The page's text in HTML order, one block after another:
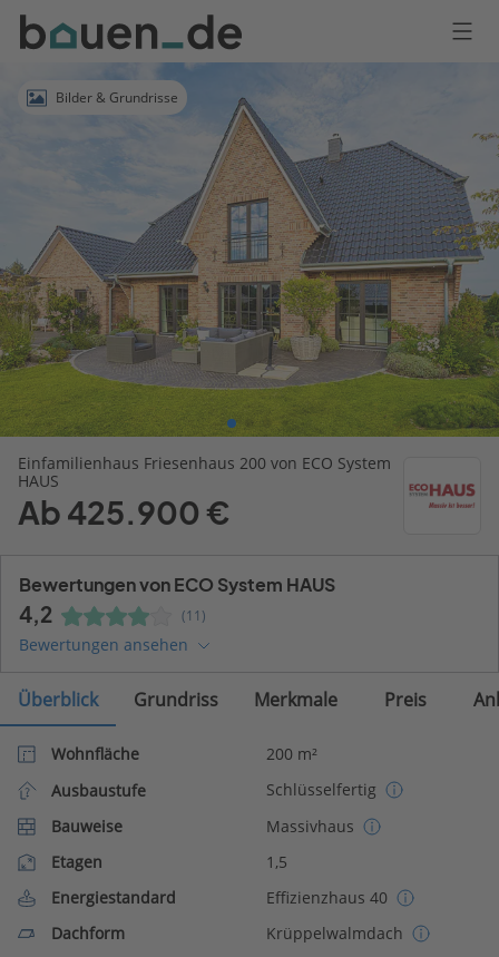
Bauen
Logo
Anmelden
Bilder & Grundrisse
Einfamilienhaus Friesenhaus 200 von ECO System
HAUS
Ab 425.900 €
Bewertungen von ECO System HAUS
4,2 (11)
Bewertungen ansehen
Überblick Grundriss Merkmale Preis
Wohnfläche
200 m²
Ausbaustufe
Schlüsselfertig
Bauweise
Massivhaus
Etagen
1,5
Energiestandard
Effizienzhaus 40
Dachform
Krüppelwalmdach